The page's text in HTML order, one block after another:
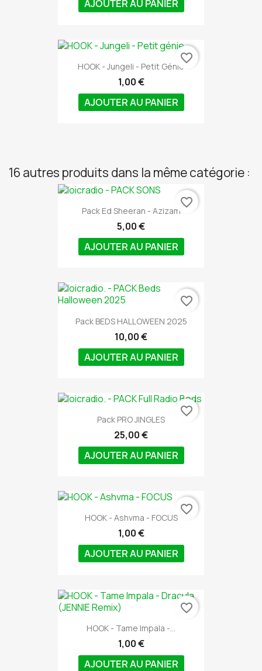
AJOUTER AU PANIER
HOOK - Jungeli - Petit Génie
1,00 €
AJOUTER AU PANIER
favorite_border
16 autres produits dans la même catégorie :
Pack Ed Sheeran - Azizam
5,00 €
AJOUTER AU PANIER
favorite_border
Pack BEDS HALLOWEEN 2025
10,00 €
AJOUTER AU PANIER
favorite_border
Pack PRO JINGLES
25,00 €
AJOUTER AU PANIER
favorite_border
HOOK - Ashvma - FOCUS
1,00 €
AJOUTER AU PANIER
favorite_border
HOOK - Tame Impala -...
1,00 €
AJOUTER AU PANIER
favorite_border